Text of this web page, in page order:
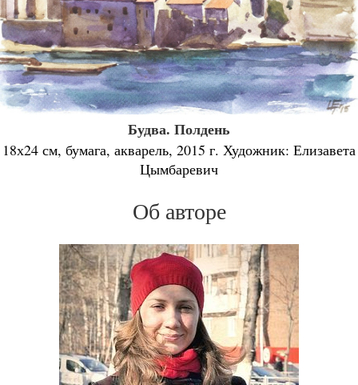
Будва. Полдень
18х24 см, бумага, акварель, 2015 г. Художник: Елизавета
Цымбаревич
Об авторе